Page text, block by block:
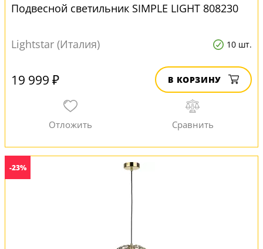
Подвесной светильник SIMPLE LIGHT 808230
Lightstar (Италия) 10 шт.
19 999 ₽ В КОРЗИНУ
-23%